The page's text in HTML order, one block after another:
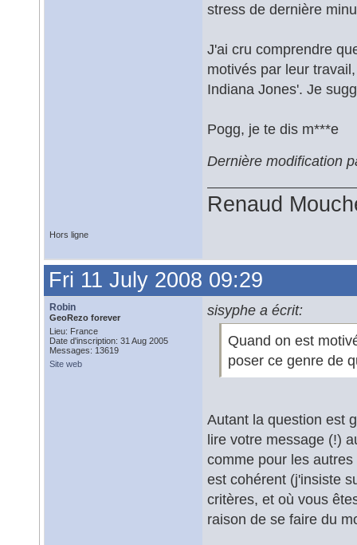
stress de dernière
J'ai cru comprendre
motivés par leur
Indiana Jones'. Je
Pogg, je te dis m***e
Dernière modification
Renaud
Hors ligne
Fri 11 July 2008 09:29
Robin
GeoRezo forever
Lieu: France
Date d'inscription: 31 Aug 2005
Messages: 13619
Site web
sisyphe a écrit:
Quand on est
poser ce genre de
Autant la question est
lire votre message (!)
comme pour les
est cohérent (j'insiste
critères, et où vous
raison de se faire du